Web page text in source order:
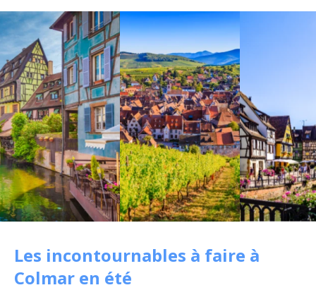
Les incontournables à faire à
Colmar en été